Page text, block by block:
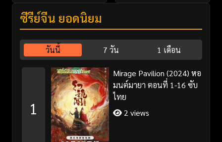
ซีรี่ย์จีน ยอดนิยม
วันนี้ 7 วัน 1 เดือน
1
Mirage Pavilion (2024) หอ
มนต์มายา ตอนที่ 1-16 ซับ
ไทย
2 views